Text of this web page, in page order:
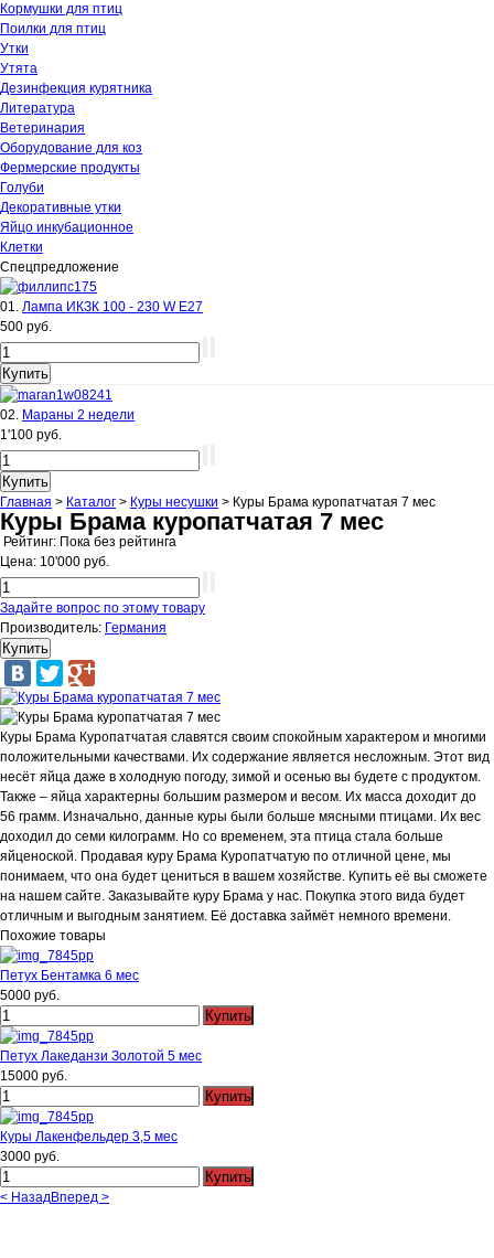
Кормушки для птиц
Поилки для птиц
Утки
Утята
Дезинфекция курятника
Литература
Ветеринария
Оборудование для коз
Фермерские продукты
Голуби
Декоративные утки
Яйцо инкубационное
Клетки
Спецпредложение
01. Лампа ИКЗК 100 - 230 W E27
500 руб.
02. Мараны 2 недели
1'100 руб.
Главная > Каталог > Куры несушки > Куры Брама куропатчатая 7 мес
Куры Брама куропатчатая 7 мес
Рейтинг: Пока без рейтинга
Цена: 10'000 руб.
Задайте вопрос по этому товару
Производитель: Германия
Куры Брама Куропатчатая славятся своим спокойным характером и многими
положительными качествами. Их содержание является несложным. Этот вид
несёт яйца даже в холодную погоду, зимой и осенью вы будете с продуктом.
Также – яйца характерны большим размером и весом. Их масса доходит до
56 грамм. Изначально, данные куры были больше мясными птицами. Их вес
доходил до семи килограмм. Но со временем, эта птица стала больше
яйценоской. Продавая куру Брама Куропатчатую по отличной цене, мы
понимаем, что она будет цениться в вашем хозяйстве. Купить её вы сможете
на нашем сайте. Заказывайте куру Брама у нас. Покупка этого вида будет
отличным и выгодным занятием. Её доставка займёт немного времени.
Похожие товары
Петух Бентамка 6 мес
5000 руб.
Петух Лакеданзи Золотой 5 мес
15000 руб.
Куры Лакенфельдер 3,5 мес
3000 руб.
< НазадВперед >